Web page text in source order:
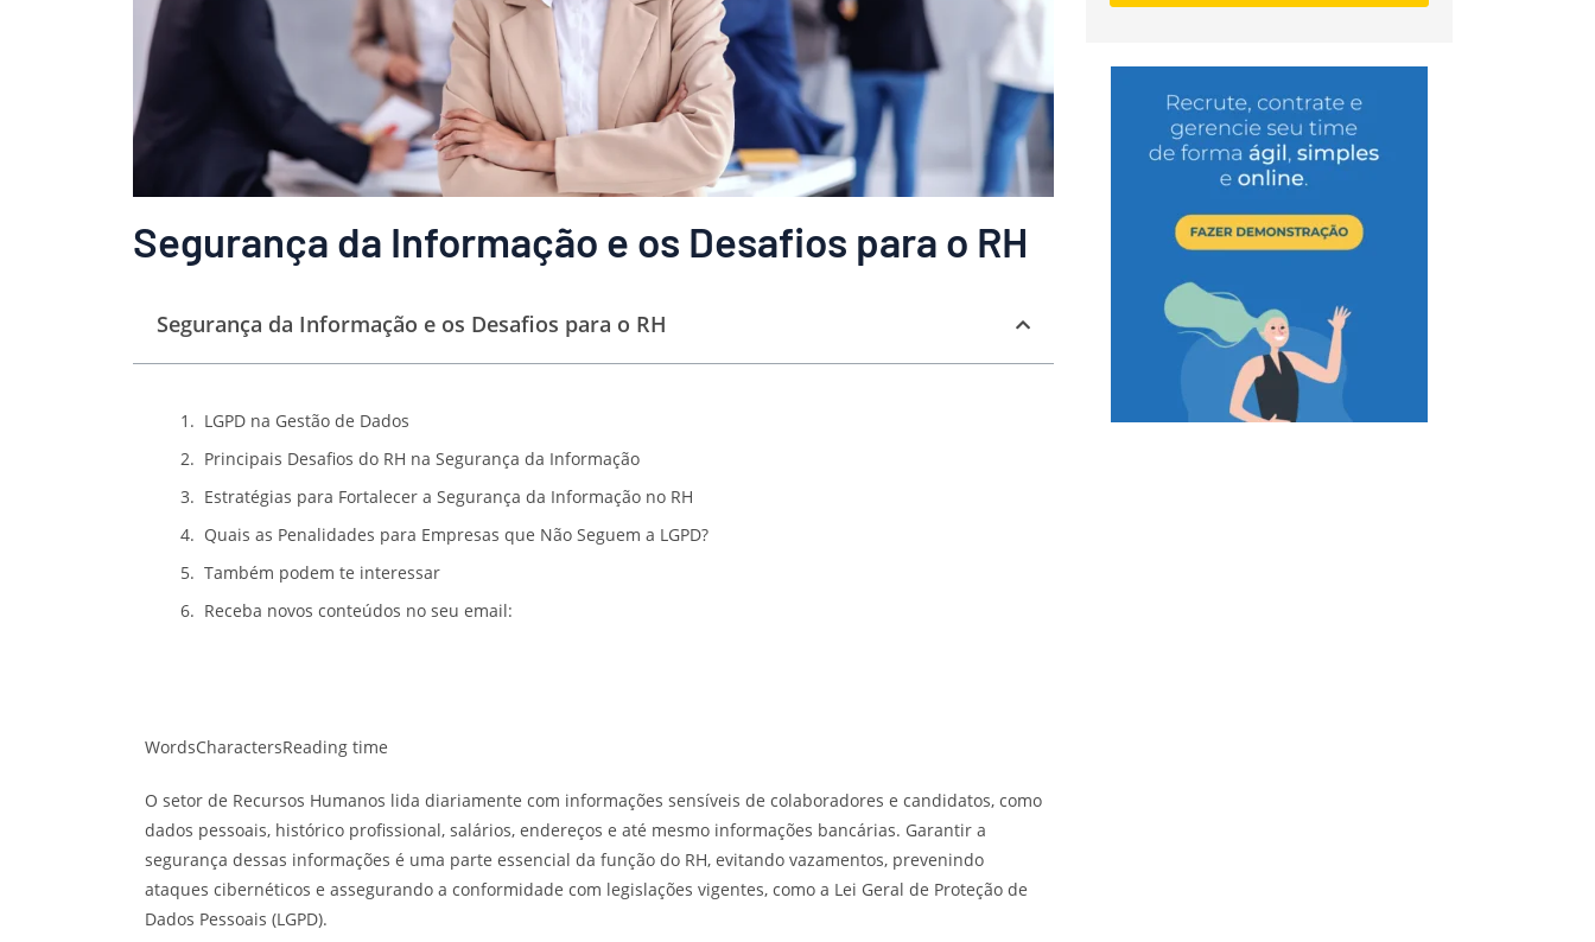
Segurança da Informação e os Desafios para o RH
Segurança da Informação e os Desafios para o RH
LGPD na Gestão de Dados
Principais Desafios do RH na Segurança da Informação
Estratégias para Fortalecer a Segurança da Informação no RH
Quais as Penalidades para Empresas que Não Seguem a LGPD?
Também podem te interessar
Receba novos conteúdos no seu email:
WordsCharactersReading time
O setor de Recursos Humanos lida diariamente com informações sensíveis de colaboradores e candidatos, como
dados pessoais, histórico profissional, salários, endereços e até mesmo informações bancárias. Garantir a
segurança dessas informações é uma parte essencial da função do RH, evitando vazamentos, prevenindo
ataques cibernéticos e assegurando a conformidade com legislações vigentes, como a Lei Geral de Proteção de
Dados Pessoais (LGPD).